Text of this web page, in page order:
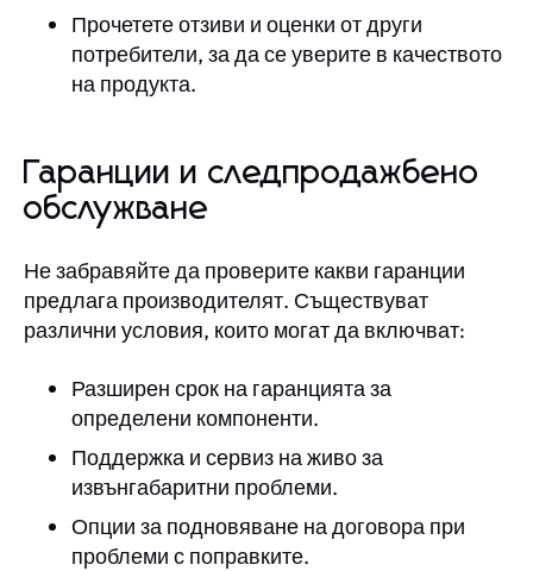
Прочетете отзиви и оценки от други
потребители, за да се уверите в качеството
на продукта.
Гаранции и следпродажбено
обслужване
Не забравяйте да проверите какви гаранции
предлага производителят. Съществуват
различни условия, които могат да включват:
Разширен срок на гаранцията за
определени компоненти.
Поддержка и сервиз на живо за
извънгабаритни проблеми.
Опции за подновяване на договора при
проблеми с поправките.